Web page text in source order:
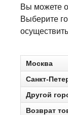
Вы можете
Выберите
Москва
Санкт-
Другой
Возврат